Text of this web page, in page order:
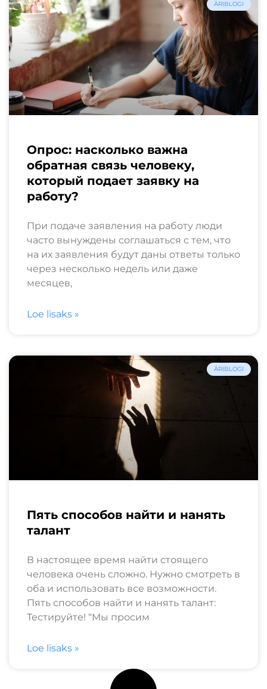
ÄRIBLOGI
Опрос: насколько важна
обратная связь человеку,
который подает заявку на
работу?
При подаче заявления на работу люди
часто вынуждены соглашаться с тем, что
на их заявления будут даны ответы только
через несколько недель или даже
месяцев,
Loe lisaks »
ÄRIBLOGI
Пять способов найти и нанять
талант
В настоящее время найти стоящего
человека очень сложно. Нужно смотреть в
оба и использовать все возможности.
Пять способов найти и нанять талант:
Тестируйте! “Мы просим
Loe lisaks »